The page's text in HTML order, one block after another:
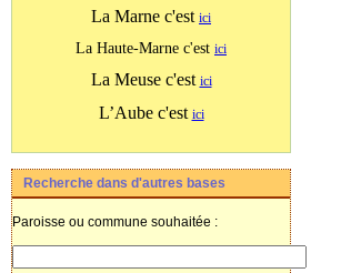
La Marne c'est ici
La Haute-Marne c'est ici
La Meuse c'est ici
L’Aube c'est ici
Recherche dans d'autres bases
Paroisse ou commune souhaitée :